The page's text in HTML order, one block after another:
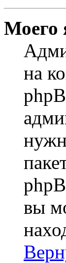
Моего
на
вы